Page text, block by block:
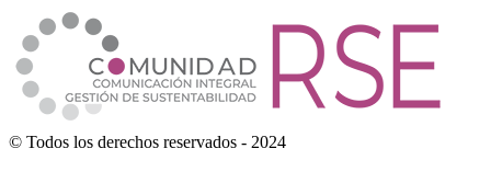
© Todos los derechos reservados - 2024